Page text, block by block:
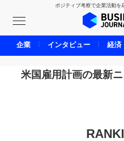
ポジティブ考察で企業活動
BUSINESS
UNICORN
CARBON
LIFE ENDING
米国雇用計画の最新
企業 インタビュー 経済